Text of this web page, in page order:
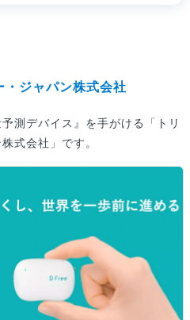
・ジャパン株式会社
測デバイス』を手がける「トリ
式会社」です。